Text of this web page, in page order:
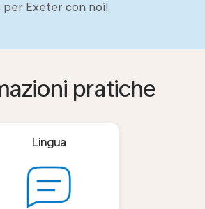
per Exeter con noi!
pratiche
Lingua